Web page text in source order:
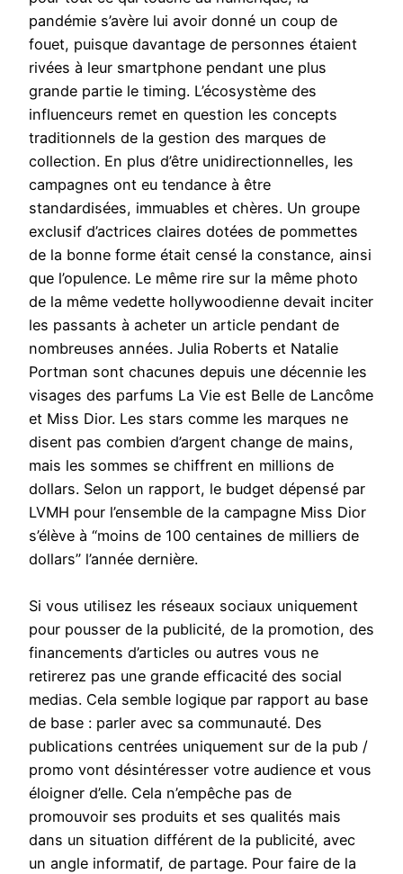
pandémie s’avère lui avoir donné un coup de
fouet, puisque davantage de personnes étaient
rivées à leur smartphone pendant une plus
grande partie le timing. L’écosystème des
influenceurs remet en question les concepts
traditionnels de la gestion des marques de
collection. En plus d’être unidirectionnelles, les
campagnes ont eu tendance à être
standardisées, immuables et chères. Un groupe
exclusif d’actrices claires dotées de pommettes
de la bonne forme était censé la constance, ainsi
que l’opulence. Le même rire sur la même photo
de la même vedette hollywoodienne devait inciter
les passants à acheter un article pendant de
nombreuses années. Julia Roberts et Natalie
Portman sont chacunes depuis une décennie les
visages des parfums La Vie est Belle de Lancôme
et Miss Dior. Les stars comme les marques ne
disent pas combien d’argent change de mains,
mais les sommes se chiffrent en millions de
dollars. Selon un rapport, le budget dépensé par
LVMH pour l’ensemble de la campagne Miss Dior
s’élève à “moins de 100 centaines de milliers de
dollars” l’année dernière.
Si vous utilisez les réseaux sociaux uniquement
pour pousser de la publicité, de la promotion, des
financements d’articles ou autres vous ne
retirerez pas une grande efficacité des social
medias. Cela semble logique par rapport au base
de base : parler avec sa communauté. Des
publications centrées uniquement sur de la pub /
promo vont désintéresser votre audience et vous
éloigner d’elle. Cela n’empêche pas de
promouvoir ses produits et ses qualités mais
dans un situation différent de la publicité, avec
un angle informatif, de partage. Pour faire de la